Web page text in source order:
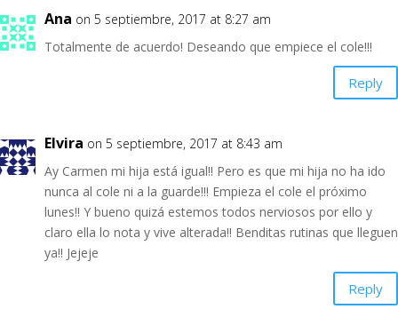
Ana on 5 septiembre, 2017 at 8:27 am
Totalmente de acuerdo! Deseando que empiece el cole!!!
Reply
Elvira on 5 septiembre, 2017 at 8:43 am
Ay Carmen mi hija está igual!! Pero es que mi hija no ha ido
nunca al cole ni a la guarde!!! Empieza el cole el próximo
lunes!! Y bueno quizá estemos todos nerviosos por ello y
claro ella lo nota y vive alterada!! Benditas rutinas que lleguen
ya!! Jejeje
Reply